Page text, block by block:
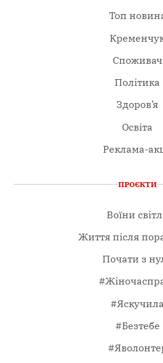
Топ
Споживач
Політика
Здоров’я
Освіта
Реклама-
ПРОЄКТИ
Воїни
Життя після
Почати з
#Яскучила
#Безтебе